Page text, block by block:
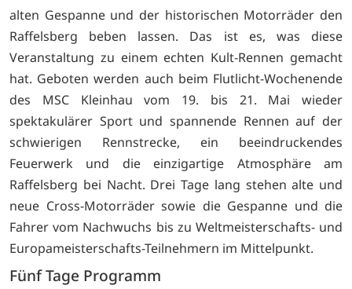
alten Gespanne und der historischen Motorräder den
Raffelsberg beben lassen. Das ist es, was diese
Veranstaltung zu einem echten Kult-Rennen gemacht
hat. Geboten werden auch beim Flutlicht-Wochenende
des MSC Kleinhau vom 19. bis 21. Mai wieder
spektakulärer Sport und spannende Rennen auf der
schwierigen Rennstrecke, ein beeindruckendes
Feuerwerk und die einzigartige Atmosphäre am
Raffelsberg bei Nacht. Drei Tage lang stehen alte und
neue Cross-Motorräder sowie die Gespanne und die
Fahrer vom Nachwuchs bis zu Weltmeisterschafts- und
Europameisterschafts-Teilnehmern im Mittelpunkt.
Fünf Tage Programm